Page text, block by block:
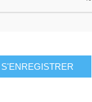
S'ENREGISTRER